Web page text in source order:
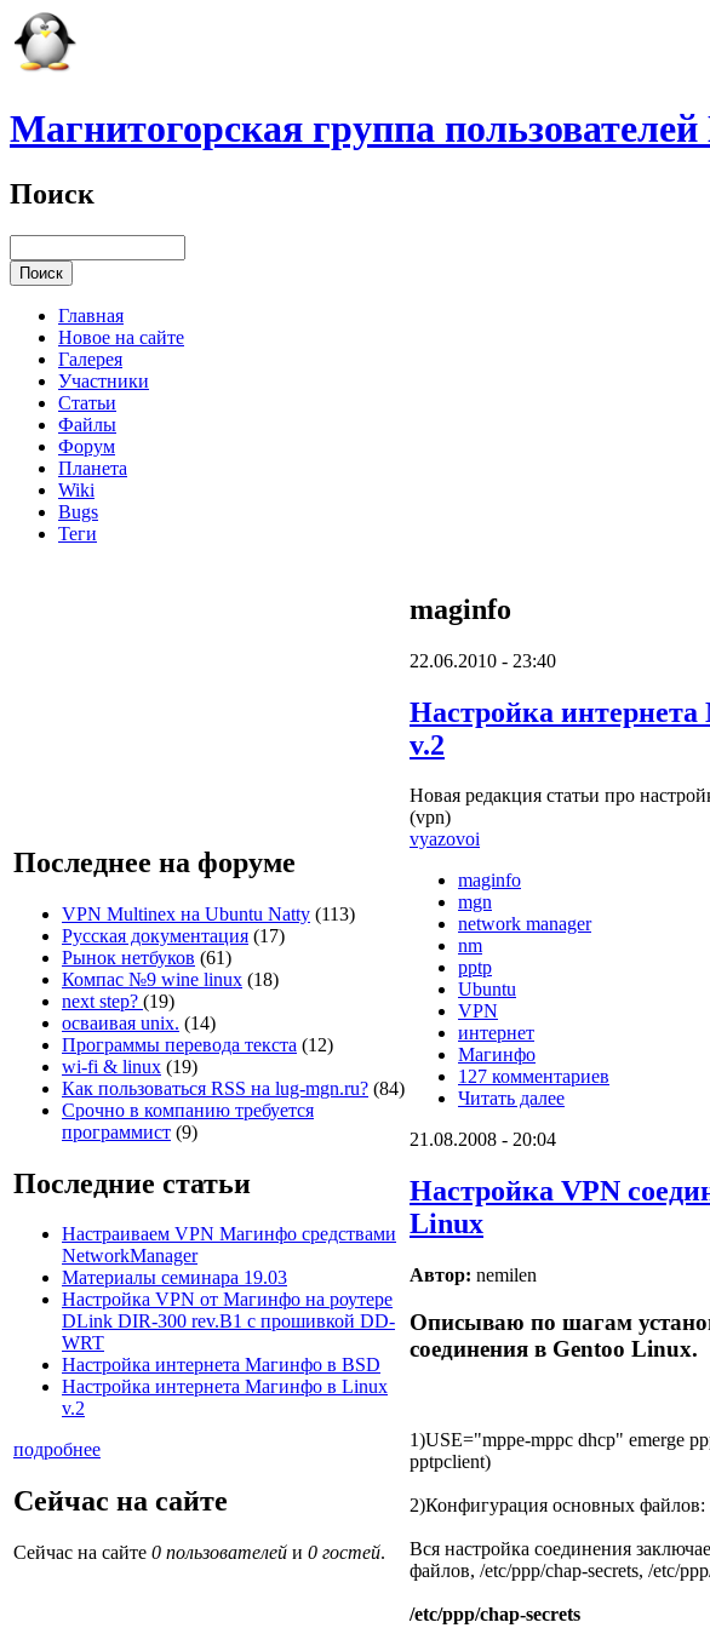
Магнитогорская группа
Поиск
Главная
Новое на сайте
Галерея
Участники
Статьи
Файлы
Форум
Планета
Wiki
Bugs
Теги
Последнее на форуме
VPN Multinex на Ubuntu Natty (113)
Русская документация (17)
Рынок нетбуков (61)
Компас №9 wine linux (18)
next step? (19)
осваивая unix. (14)
Программы перевода текста (12)
wi-fi & linux (19)
Как пользоваться RSS на lug-mgn.ru? (84)
Срочно в компанию требуется
программист (9)
Последние статьи
Настраиваем VPN Магинфо средствами
NetworkManager
Материалы семинара 19.03
Настройка VPN от Магинфо на роутере
DLink DIR-300 rev.B1 с прошивкой DD-
WRT
Настройка интернета Магинфо в BSD
Настройка интернета Магинфо в Linux
v.2
подробнее
Сейчас на сайте
Сейчас на сайте 0 пользователей и 0 гостей.
maginfo
22.06.2010 - 23:40
Настройка
v.2
Новая редакция статьи про
(vpn)
vyazovoi
maginfo
mgn
network manager
nm
pptp
Ubuntu
VPN
интернет
Магинфо
127 комментариев
Читать далее
21.08.2008 - 20:04
Настройка VPN
Linux
Автор: nemilen
Описываю по шагам
соединения в Gentoo Linux.
1)USE="mppe-mppc dhcp" emerge
pptpclient)
2)Конфигурация основных файлов:
Вся настройка соединения
файлов, /etc/ppp/chap-secrets, /etc/
/etc/ppp/chap-secrets